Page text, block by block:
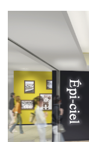
駐車場情報
アクセス